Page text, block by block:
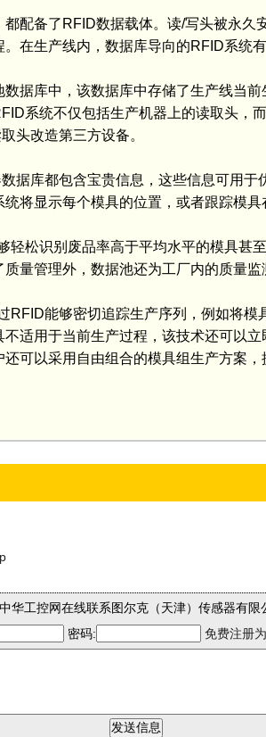
配备了RFID数据载体。读/写头被永久
在生产线内，数据库导向的RFID系统
据库中，该数据库中存储了生产线当
系统不仅包括生产机器上的读取头，
头改造第三方设备。
据库都包含宝贵信息，这些信息可用于
将显示每个模具的位置，或者跟踪模
松识别废品率高于平均水平的模具甚
量管理外，数据池还为工厂内的质量
RFID能够密切追踪生产序列，例如将模
适用于当前生产过程，该技术还可以
可以采用自由组合的模具组生产方案，
华工控网在线联系图尔克（天津）传感器有限
密码: 免费注册